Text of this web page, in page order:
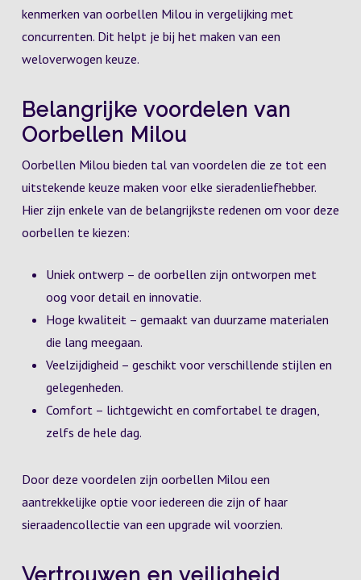
kenmerken van oorbellen Milou in vergelijking met
concurrenten. Dit helpt je bij het maken van een
weloverwogen keuze.
Belangrijke voordelen van
Oorbellen Milou
Oorbellen Milou bieden tal van voordelen die ze tot een
uitstekende keuze maken voor elke sieradenliefhebber.
Hier zijn enkele van de belangrijkste redenen om voor deze
oorbellen te kiezen:
Uniek ontwerp – de oorbellen zijn ontworpen met
oog voor detail en innovatie.
Hoge kwaliteit – gemaakt van duurzame materialen
die lang meegaan.
Veelzijdigheid – geschikt voor verschillende stijlen en
gelegenheden.
Comfort – lichtgewicht en comfortabel te dragen,
zelfs de hele dag.
Door deze voordelen zijn oorbellen Milou een
aantrekkelijke optie voor iedereen die zijn of haar
sieraadencollectie van een upgrade wil voorzien.
Vertrouwen en veiligheid